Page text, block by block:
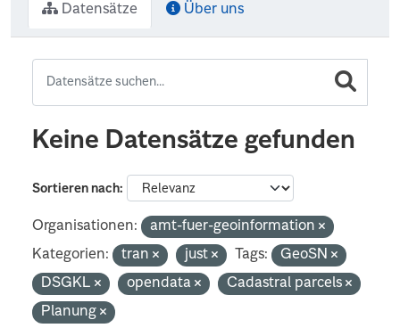
Datensätze Über uns
Keine Datensätze gefunden
Sortieren nach
Organisationen:
amt-fuer-geoinformation
Kategorien:
tran just Tags:
GeoSN
DSGKL
opendata
Cadastral parcels
Planung